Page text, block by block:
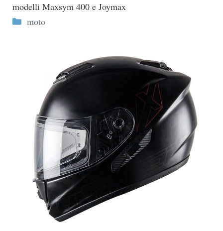
modelli Maxsym 400 e Joymax
Categorie
moto